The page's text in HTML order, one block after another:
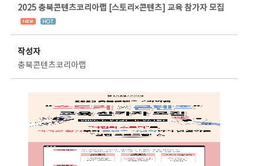
2025 충북콘텐츠코리아랩 [스토리×콘텐츠] 교육 참가자 모집
작성자
충북콘텐츠코리아랩